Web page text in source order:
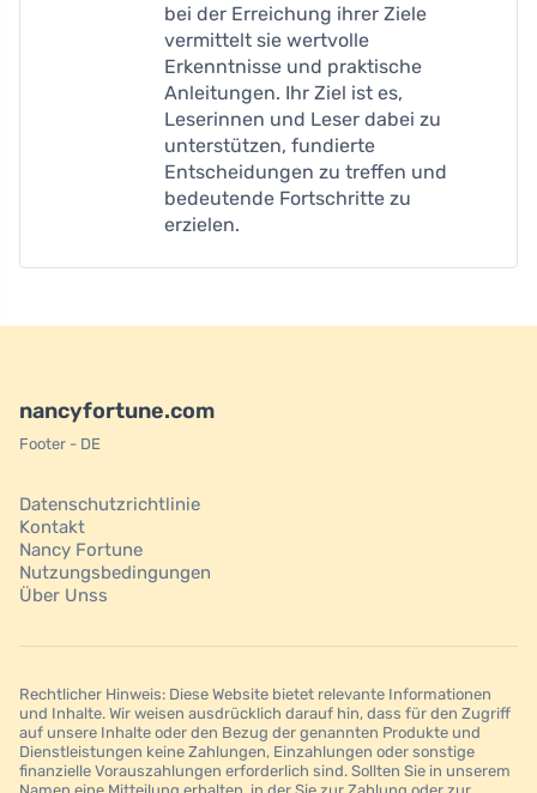
bei der Erreichung ihrer Ziele
vermittelt sie wertvolle
Erkenntnisse und praktische
Anleitungen. Ihr Ziel ist es,
Leserinnen und Leser dabei zu
unterstützen, fundierte
Entscheidungen zu treffen und
bedeutende Fortschritte zu
erzielen.
nancyfortune.com
Footer - DE
Datenschutzrichtlinie
Kontakt
Nancy Fortune
Nutzungsbedingungen
Über Unss
Rechtlicher Hinweis: Diese Website bietet relevante Informationen
und Inhalte. Wir weisen ausdrücklich darauf hin, dass für den Zugriff
auf unsere Inhalte oder den Bezug der genannten Produkte und
Dienstleistungen keine Zahlungen, Einzahlungen oder sonstige
finanzielle Vorauszahlungen erforderlich sind. Sollten Sie in unserem